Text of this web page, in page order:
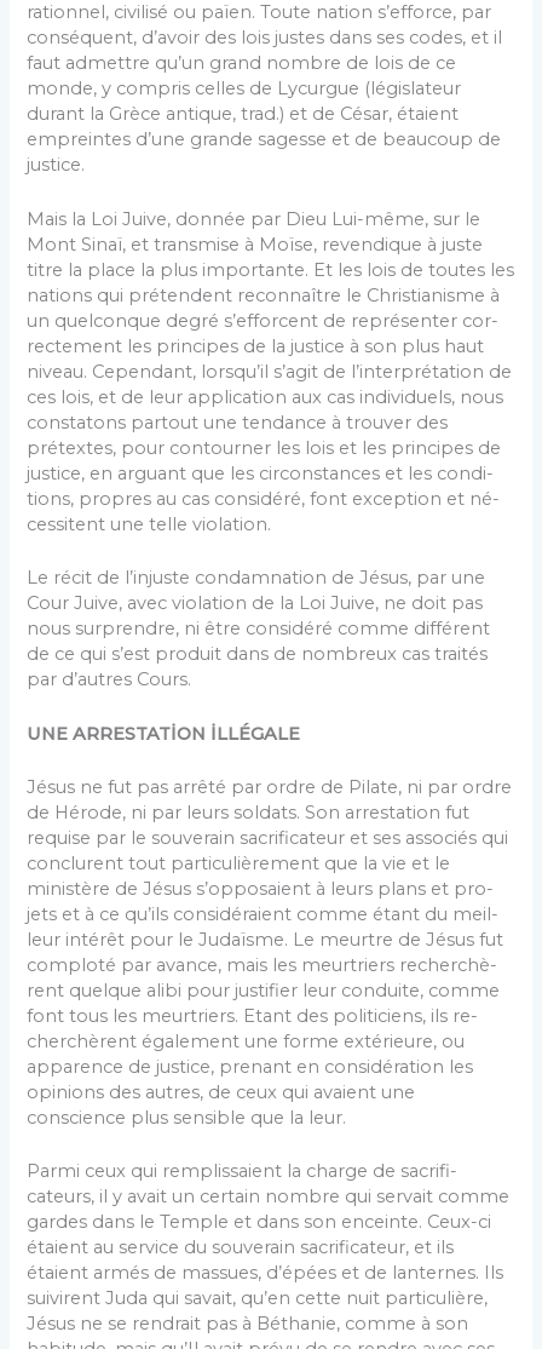
rationnel, civilisé ou païen. Toute nation s’efforce, par
consé­quent, d’avoir des lois justes dans ses codes, et il
faut admettre qu’un grand nombre de lois de ce
monde, y compris celles de Lycurgue (législateur
durant la Grèce antique, trad.) et de César, étaient
empreintes d’une grande sagesse et de beaucoup de
justice.
Mais la Loi Juive, donnée par Dieu Lui-même, sur le
Mont Sinaï, et transmise à Moïse, revendique à juste
titre la place la plus importante. Et les lois de toutes les
nations qui prétendent reconnaître le Christianisme à
un quelconque degré s’efforcent de représenter cor­
rectement les principes de la justice à son plus haut
niveau. Cependant, lorsqu’il s’agit de l’interprétation de
ces lois, et de leur application aux cas individuels, nous
constatons partout une tendance à trouver des
prétextes, pour contourner les lois et les principes de
justice, en arguant que les circonstances et les condi­
tions, propres au cas considéré, font exception et né­
cessitent une telle violation.
Le récit de l’injuste condamnation de Jésus, par une
Cour Juive, avec violation de la Loi Juive, ne doit pas
nous surprendre, ni être considéré comme diffé­rent
de ce qui s’est produit dans de nombreux cas traités
par d’autres Cours.
UNE ARRESTATİON İLLÉGALE
Jésus ne fut pas arrêté par ordre de Pilate, ni par ordre
de Hérode, ni par leurs soldats. Son arrestation fut
requise par le souverain sacrificateur et ses asso­ciés qui
conclurent tout particulièrement que la vie et le
ministère de Jésus s’opposaient à leurs plans et pro­
jets et à ce qu’ils considéraient comme étant du meil­
leur intérêt pour le Judaïsme. Le meurtre de Jésus fut
comploté par avance, mais les meurtriers recherchè­
rent quelque alibi pour justifier leur conduite, comme
font tous les meurtriers. Etant des politiciens, ils re­
cherchèrent également une forme extérieure, ou
appa­rence de justice, prenant en considération les
opinions des autres, de ceux qui avaient une
conscience plus sensible que la leur.
Parmi ceux qui remplissaient la charge de sacrifi­
cateurs, il y avait un certain nombre qui servait comme
gardes dans le Temple et dans son enceinte. Ceux-ci
étaient au service du souverain sacrificateur, et ils
étaient armés de massues, d’épées et de lanternes. Ils
suivirent Juda qui savait, qu’en cette nuit particulière,
Jésus ne se rendrait pas à Béthanie, comme à son